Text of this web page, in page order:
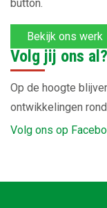
button.
Bekijk ons werk
Volg jij ons al?
Op de hoogte
ontwikkelingen
Volg ons op